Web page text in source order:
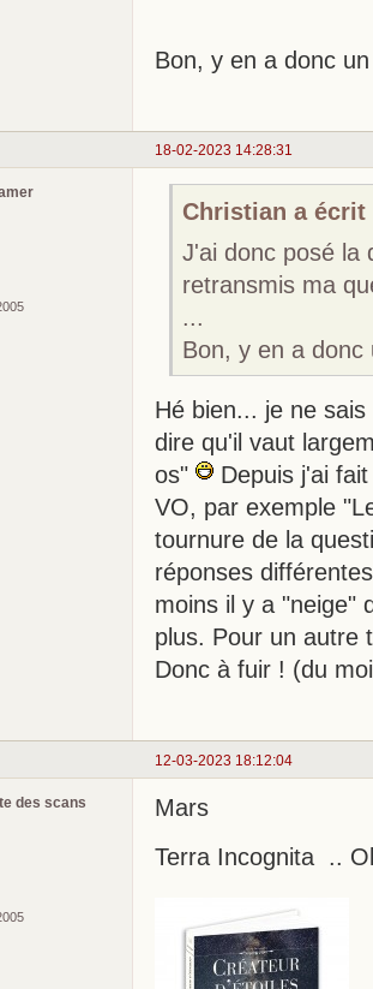
Bon, y en a donc
18-02-2023 14:28:31
Christian a écrit
J'ai donc posé la
retransmis ma
...
Bon, y en a donc
Hé bien... je ne
dire qu'il vaut
os"
Depuis j'ai
VO, par exemple
tournure de la
réponses
moins il y a "neige"
plus. Pour un autre
Donc à fuir ! (du
12-03-2023 18:12:04
des scans
Mars
Terra Incognita ..